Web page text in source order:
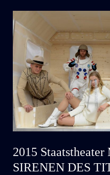
2015
SIRENEN DES